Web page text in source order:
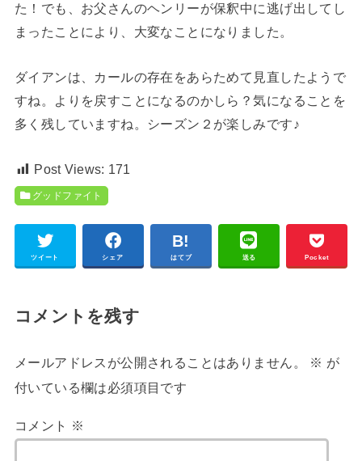
た！でも、お父さんのヘンリーが保釈中に逃げ出してし
まったことにより、大変なことになりました。
ダイアンは、カールの存在をあらためて見直したようで
すね。よりを戻すことになるのかしら？気になることを
多く残していますね。シーズン２が楽しみです♪
Post Views: 171
グッドファイト
ツイート シェア はてブ 送る Pocket
コメントを残す
メールアドレスが公開されることはありません。 ※ が
付いている欄は必須項目です
コメント ※